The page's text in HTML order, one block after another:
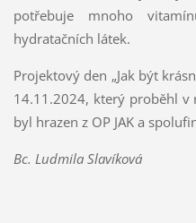
potřebuje mnoho
hydratačních látek.
Projektový den „Jak být
14.11.2024, který proběhl v
byl hrazen z OP JAK a
Bc. Ludmila Slavíková